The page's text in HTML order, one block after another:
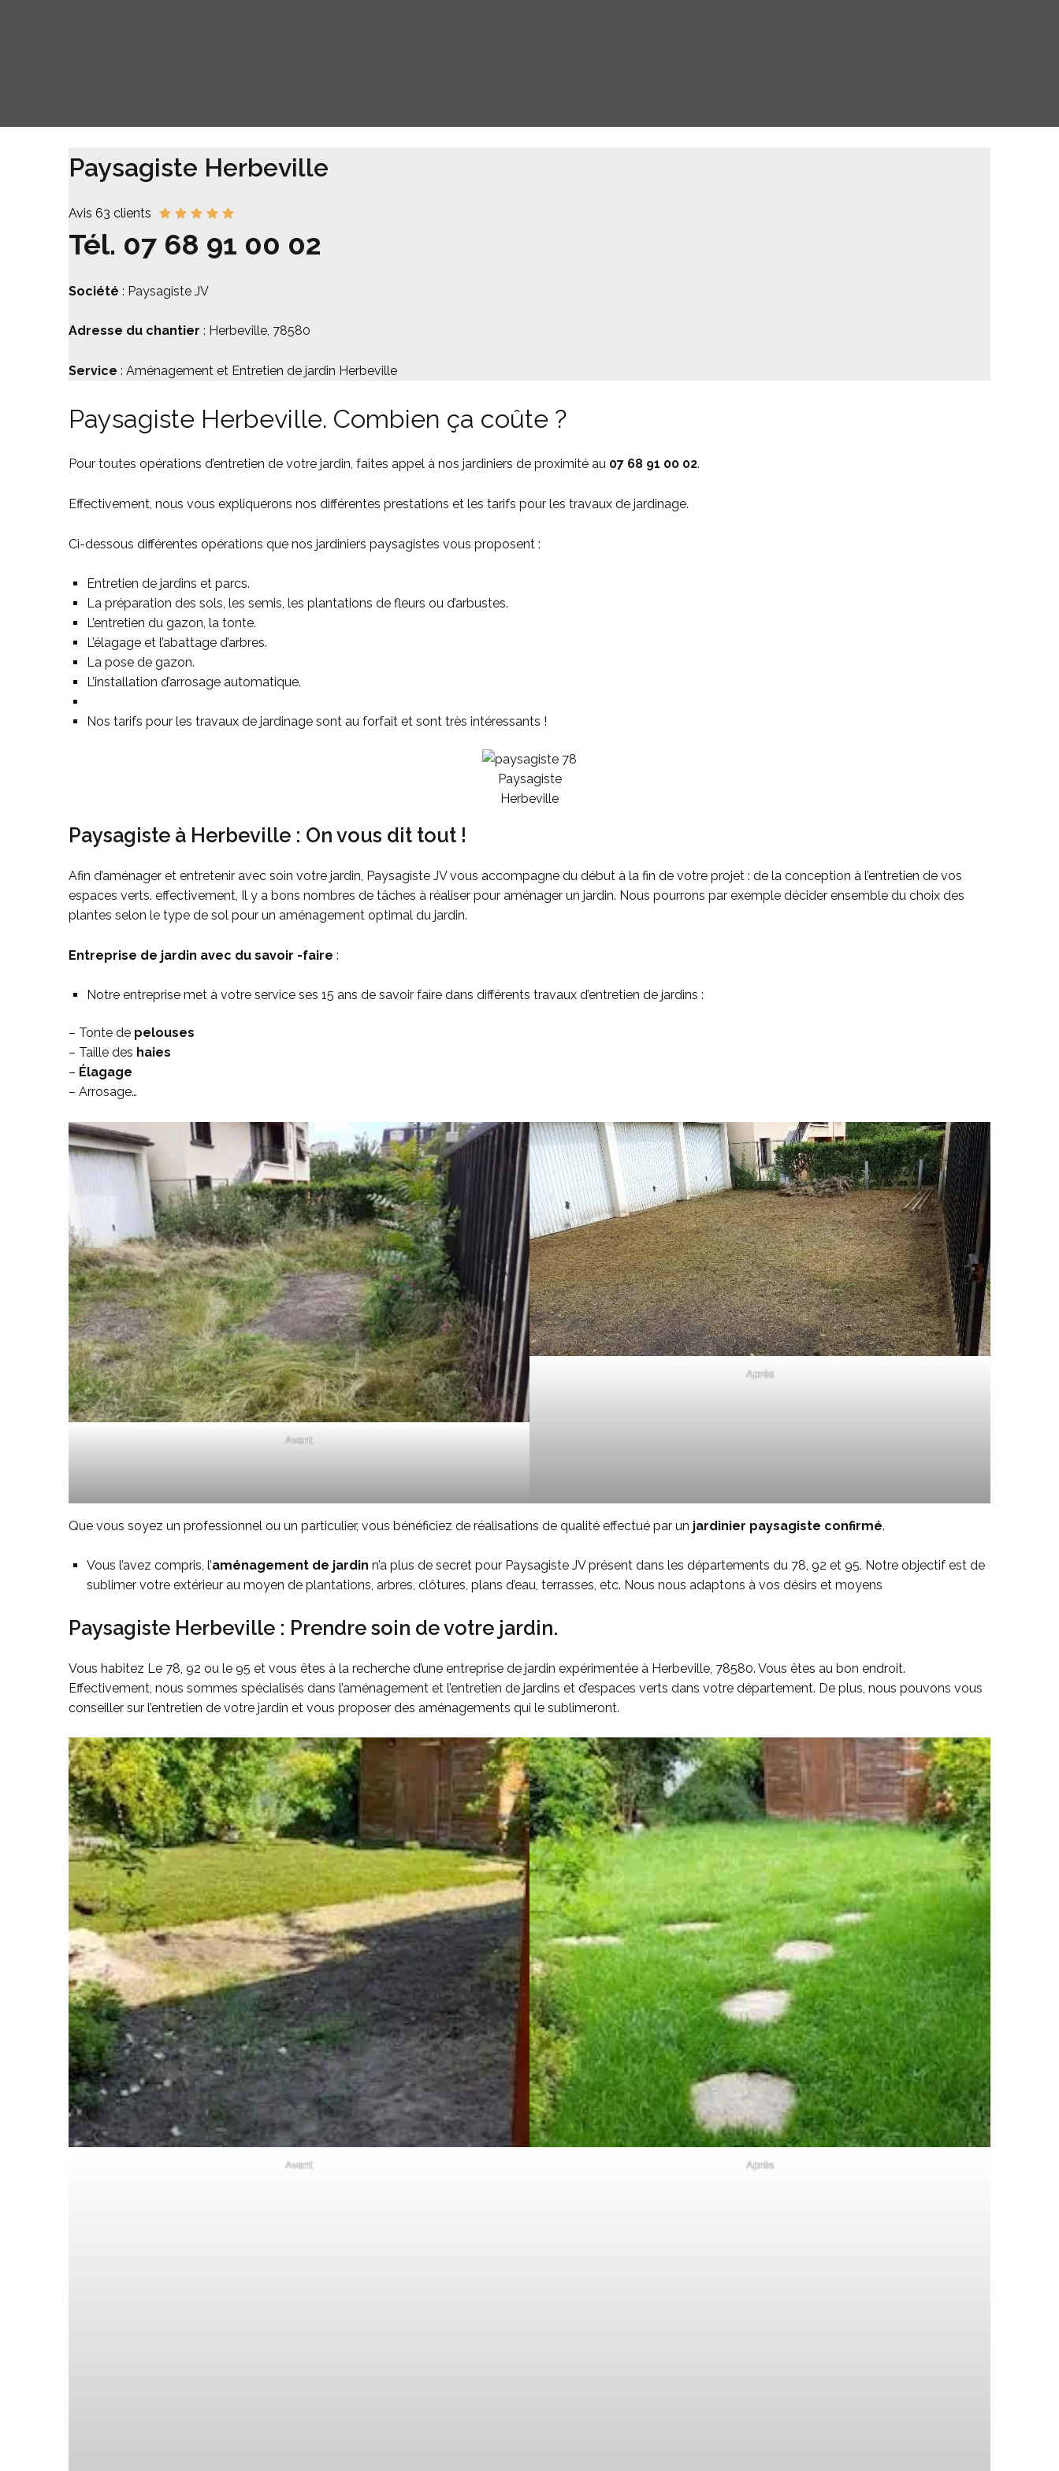
Paysagiste Herbeville
Avis 63 clients
Tél. 07 68 91 00 02
Société : Paysagiste JV
Adresse du chantier : Herbeville, 78580
Service : Aménagement et Entretien de jardin Herbeville
Paysagiste Herbeville. Combien ça coûte ?
Pour toutes opérations d’entretien de votre jardin, faites appel à nos jardiniers de proximité au 07 68 91 00 02.
Effectivement, nous vous expliquerons nos différentes prestations et les tarifs pour les travaux de jardinage.
Ci-dessous différentes opérations que nos jardiniers paysagistes vous proposent :
Entretien de jardins et parcs.
La préparation des sols, les semis, les plantations de fleurs ou d’arbustes.
L’entretien du gazon, la tonte.
L’élagage et l’abattage d’arbres.
La pose de gazon.
L’installation d’arrosage automatique.
Nos tarifs pour les travaux de jardinage sont au forfait et sont très intéressants !
Paysagiste
Herbeville
Paysagiste à Herbeville : On vous dit tout !
Afin d’aménager et entretenir avec soin votre jardin, Paysagiste JV vous accompagne du début à la fin de votre projet : de la conception à l’entretien de vos
espaces verts. effectivement, Il y a bons nombres de tâches à réaliser pour aménager un jardin. Nous pourrons par exemple décider ensemble du choix des
plantes selon le type de sol pour un aménagement optimal du jardin.
Entreprise de jardin avec du savoir -faire :
Notre entreprise met à votre service ses 15 ans de savoir faire dans différents travaux d’entretien de jardins :
– Tonte de pelouses
– Taille des haies
– Élagage
– Arrosage…
Avant
Après
Que vous soyez un professionnel ou un particulier, vous bénéficiez de réalisations de qualité effectué par un jardinier paysagiste confirmé.
Vous l’avez compris, l’aménagement de jardin n’a plus de secret pour Paysagiste JV présent dans les départements du 78, 92 et 95. Notre objectif est de
sublimer votre extérieur au moyen de plantations, arbres, clôtures, plans d’eau, terrasses, etc. Nous nous adaptons à vos désirs et moyens
Paysagiste Herbeville : Prendre soin de votre jardin.
Vous habitez Le 78, 92 ou le 95 et vous êtes à la recherche d’une entreprise de jardin expérimentée à Herbeville, 78580. Vous êtes au bon endroit.
Effectivement, nous sommes spécialisés dans l’aménagement et l’entretien de jardins et d’espaces verts dans votre département. De plus, nous pouvons vous
conseiller sur l’entretien de votre jardin et vous proposer des aménagements qui le sublimeront.
Avant Après